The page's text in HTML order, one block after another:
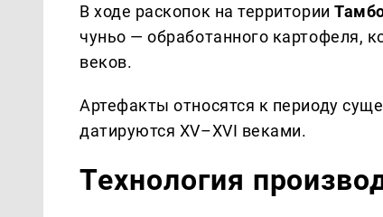
В ходе раскопок на территории
чуньо — обработанного картофеля,
веков.
Артефакты относятся к периоду
датируются XV–XVI веками.
Технология